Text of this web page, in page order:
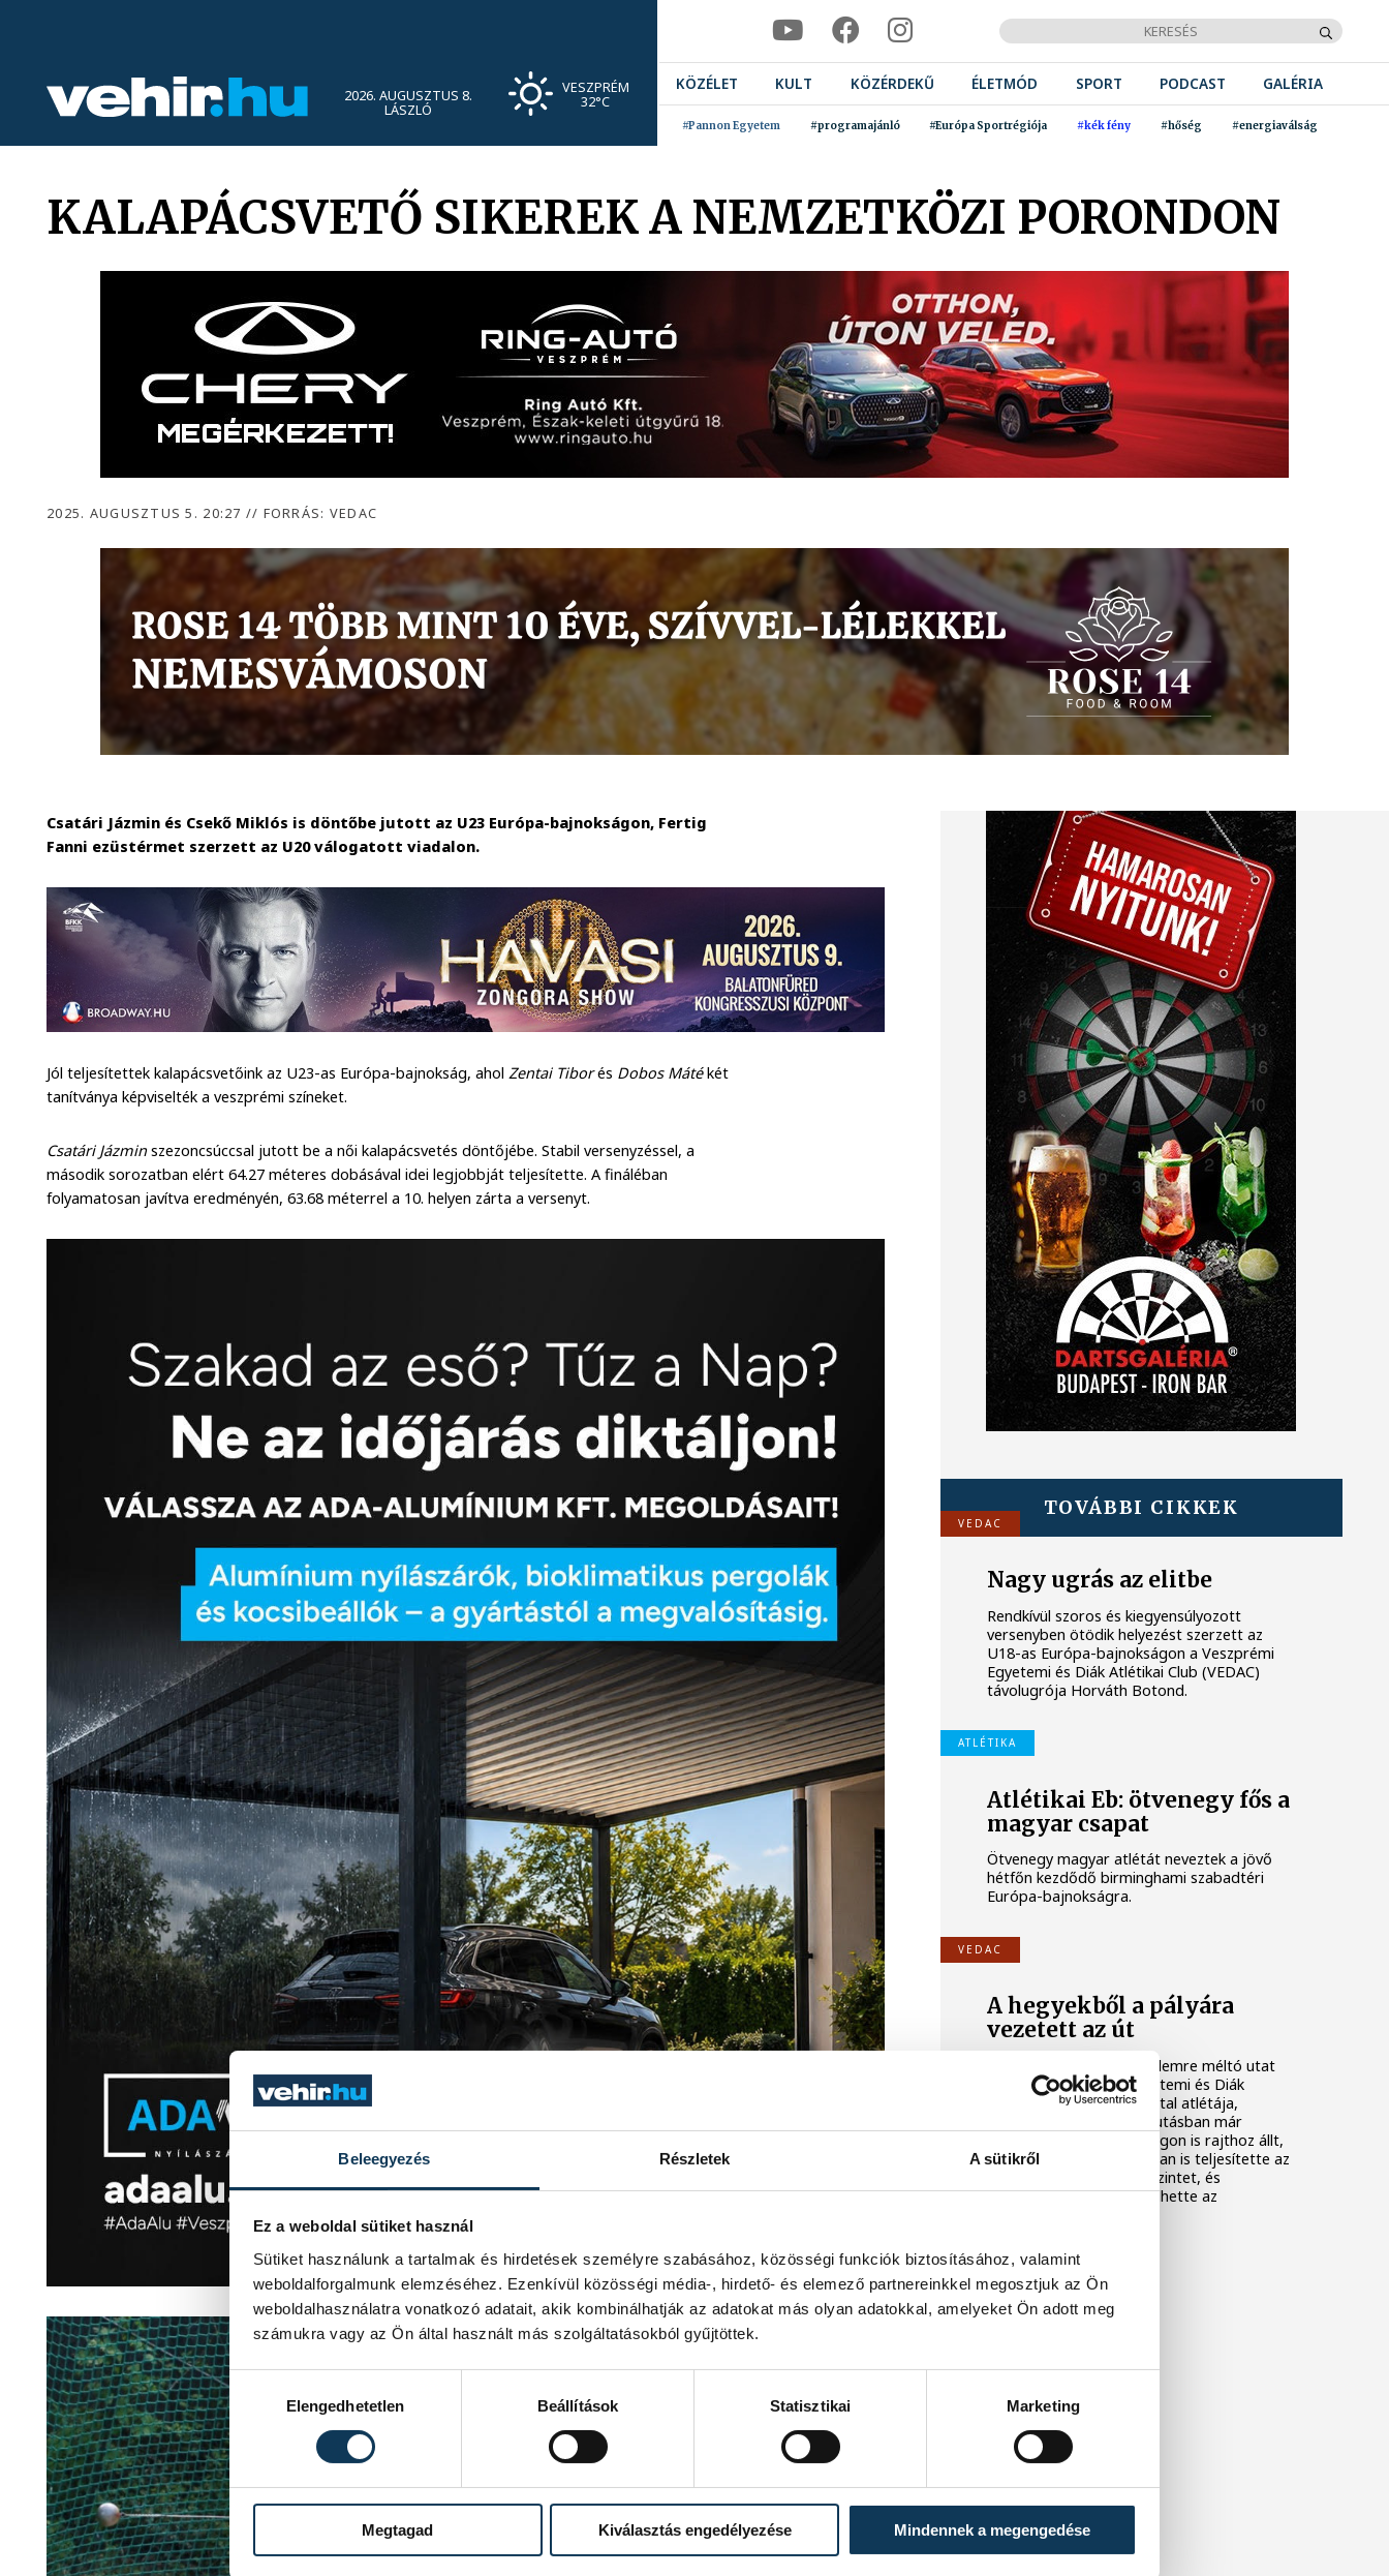
Beleegyezés Részletek A sütikről
Ez a weboldal sütiket használ
Sütiket használunk a tartalmak és hirdetések személyre szabásához, közösségi funkciók biztosításához, valamint
weboldalforgalmunk elemzéséhez. Ezenkívül közösségi média-, hirdető- és elemező partnereinkkel megosztjuk az Ön
weboldalhasználatra vonatkozó adatait, akik kombinálhatják az adatokat más olyan adatokkal, amelyeket Ön adott meg
számukra vagy az Ön által használt más szolgáltatásokból gyűjtöttek.
Hozzájárulás kiválasztása
Elengedhetetlen
Beállítások Statisztikai Marketing
Megtagad Kiválasztás engedélyezése Mindennek a megengedése
2026. AUGUSZTUS 8.
LÁSZLÓ
VESZPRÉM
32°C
KÖZÉLET KULT KÖZÉRDEKŰ ÉLETMÓD SPORT PODCAST GALÉRIA
#Pannon Egyetem #programajánló #Európa Sportrégiója #kék fény #hőség #energiaválság
KALAPÁCSVETŐ SIKEREK A NEMZETKÖZI PORONDON
2025. AUGUSZTUS 5. 20:27 // FORRÁS: VEDAC
Csatári Jázmin és Csekő Miklós is döntőbe jutott az U23 Európa-bajnokságon, Fertig
Fanni ezüstérmet szerzett az U20 válogatott viadalon.
Jól teljesítettek kalapácsvetőink az U23-as Európa-bajnokság, ahol Zentai Tiborés Dobos Mátékét
tanítványa képviselték a veszprémi színeket.
Csatári Jázminszezoncsúccsal jutott be a női kalapácsvetés döntőjébe. Stabil versenyzéssel, a
második sorozatban elért 64.27 méteres dobásával idei legjobbját teljesítette. A fináléban
folyamatosan javítva eredményén, 63.68 méterrel a 10. helyen zárta a versenyt.
TOVÁBBI CIKKEK
VEDAC
Nagy ugrás az elitbe
Rendkívül szoros és kiegyensúlyozott
versenyben ötödik helyezést szerzett az
U18-as Európa-bajnokságon a Veszprémi
Egyetemi és Diák Atlétikai Club (VEDAC)
távolugrója Horváth Botond.
ATLÉTIKA
Atlétikai Eb: ötvenegy fős a
magyar csapat
Ötvenegy magyar atlétát neveztek a jövő
hétfőn kezdődő birminghami szabadtéri
Európa-bajnokságra.
VEDAC
A hegyekből a pályára
vezetett az út
Alig néhány év alatt figyelemre méltó utat
járt be a Veszprémi Egyetemi és Diák
Atlétikai Club (VEDAC) fiatal atlétája,
Mireider Gergő. A hegyifutásban már
Európa- és világbajnokságon is rajthoz állt,
idén pedig pályaatlétikában is teljesítette az
U18-as Európa-bajnoki szintet, és
Magyarországot képviselhette az